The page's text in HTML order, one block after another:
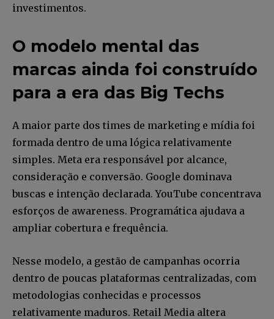
investimentos.
O modelo mental das
marcas ainda foi construído
para a era das Big Techs
A maior parte dos times de marketing e mídia foi
formada dentro de uma lógica relativamente
simples. Meta era responsável por alcance,
consideração e conversão. Google dominava
buscas e intenção declarada. YouTube concentrava
esforços de awareness. Programática ajudava a
ampliar cobertura e frequência.
Nesse modelo, a gestão de campanhas ocorria
dentro de poucas plataformas centralizadas, com
metodologias conhecidas e processos
relativamente maduros. Retail Media altera